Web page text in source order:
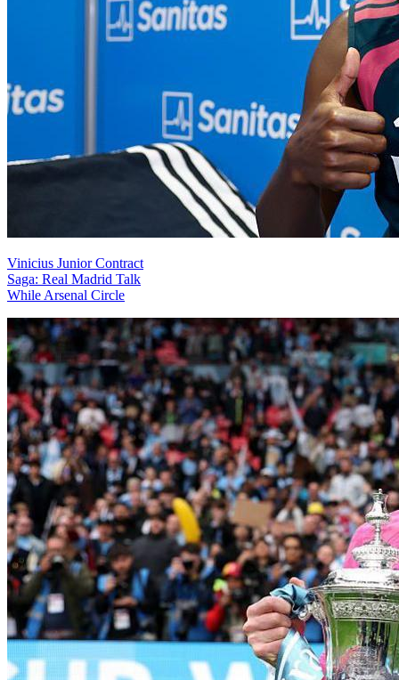
Vinicius Junior Contract
Saga: Real Madrid Talk
While Arsenal Circle